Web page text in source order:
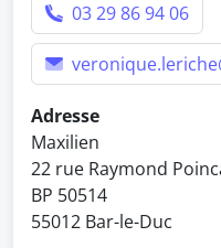
03 29 86 94 06
Adresse
Maxilien
22 rue Raymond
BP 50514
55012 Bar-le-Duc